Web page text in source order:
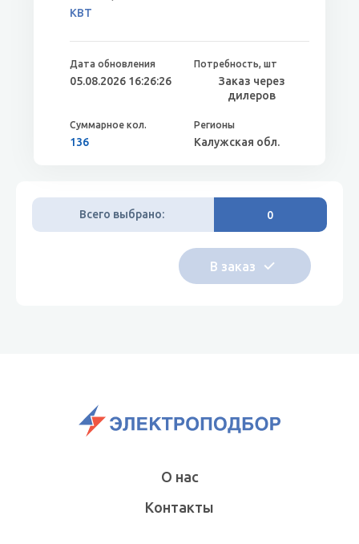
КВТ
05.08.2026 16:26:26
136
Заказ через
дилеров
Калужская обл.
Всего выбрано: 0
О нас
Контакты